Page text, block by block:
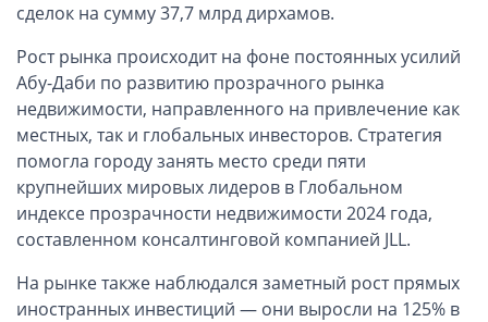
Оффшоры на Сейшелах
Счёт и карта в Турции для физлиц
Cчёт в Турции для компании
Счёт и карта в Киргизии для физлиц
Гражданство Вануату
Гражданство Сьерра-Леоне
Европейские и резидентные компании
Английские партнерства LLP
сделок на сумму 37,7 млрд дирхамов.
Рост рынка происходит на фоне постоянных усилий
Абу-Даби по развитию прозрачного рынка
недвижимости, направленного на привлечение как
местных, так и глобальных инвесторов. Стратегия
помогла городу занять место среди пяти
крупнейших мировых лидеров в Глобальном
индексе прозрачности недвижимости 2024 года,
составленном консалтинговой компанией JLL.
На рынке также наблюдался заметный рост прямых
иностранных инвестиций — они выросли на 125% в